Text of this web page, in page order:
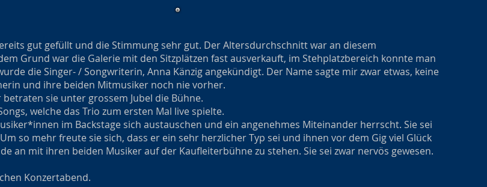
gut gefüllt und die Stimmung sehr gut. Der Altersdurchschnitt war an diesem
Grund war die Galerie mit den Sitzplätzen fast ausverkauft, im Stehplatzbereich konnte man
die Singer- / Songwriterin, Anna Känzig angekündigt. Der Name sagte mir zwar etwas, keine
und ihre beiden Mitmusiker noch nie vorher.
sie unter grossem Jubel die Bühne.
welche das Trio zum ersten Mal live spielte.
im Backstage sich austauschen und ein angenehmes Miteinander herrscht. Sie sei
so mehr freute sie sich, dass er ein sehr herzlicher Typ sei und ihnen vor dem Gig viel Glück
an mit ihren beiden Musiker auf der Kaufleiterbühne zu stehen. Sie sei zwar nervös gewesen.
Konzertabend.